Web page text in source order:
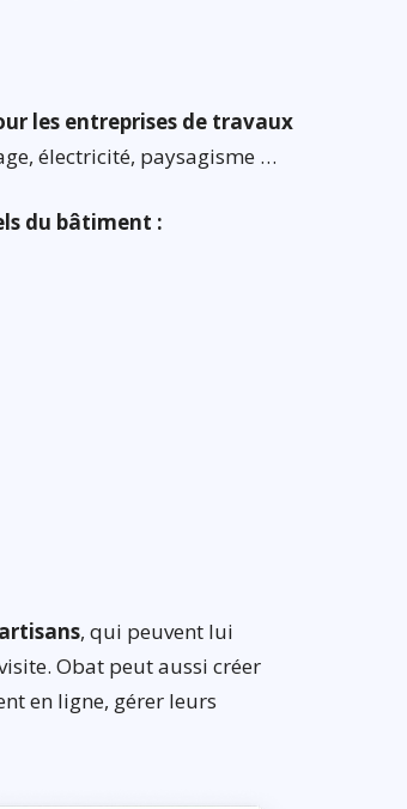
les entreprises de travaux
électricité, paysagisme …
du bâtiment :
, qui peuvent lui
Obat peut aussi créer
en ligne, gérer leurs